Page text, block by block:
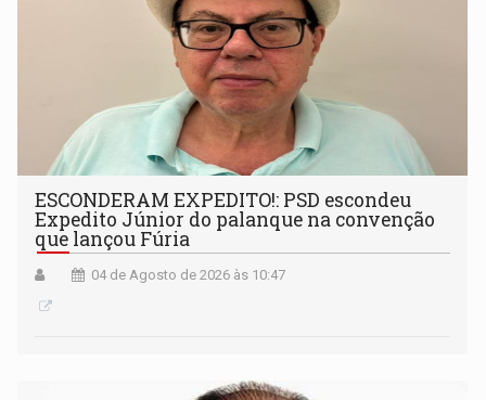
ESCONDERAM EXPEDITO!: PSD escondeu
Expedito Júnior do palanque na convenção
que lançou Fúria
04 de Agosto de 2026 às 10:47